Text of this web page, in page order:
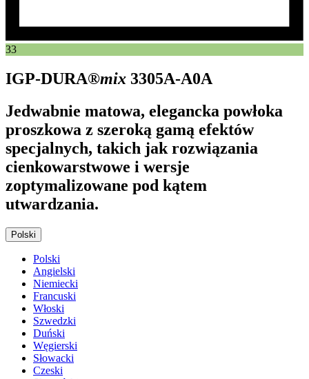
33
IGP-DURA®mix 3305A-A0A
Jedwabnie matowa, elegancka powłoka
proszkowa z szeroką gamą efektów
specjalnych, takich jak rozwiązania
cienkowarstwowe i wersje
zoptymalizowane pod kątem
utwardzania.
Polski
Polski
Angielski
Niemiecki
Francuski
Włoski
Szwedzki
Duński
Węgierski
Słowacki
Czeski